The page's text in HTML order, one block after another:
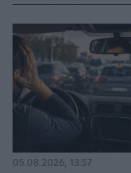
05.08.2026, 13:57